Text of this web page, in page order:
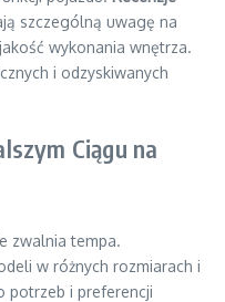
szczególną uwagę na
wykonania wnętrza.
i odzyskiwanych
Ciągu na
zwalnia tempa.
w różnych rozmiarach i
potrzeb i preferencji